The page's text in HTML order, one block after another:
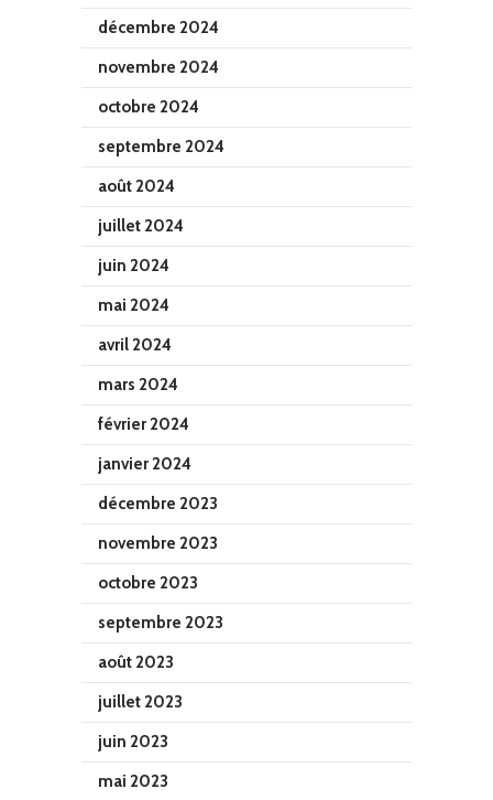
décembre 2024
novembre 2024
octobre 2024
septembre 2024
août 2024
juillet 2024
juin 2024
mai 2024
avril 2024
mars 2024
février 2024
janvier 2024
décembre 2023
novembre 2023
octobre 2023
septembre 2023
août 2023
juillet 2023
juin 2023
mai 2023